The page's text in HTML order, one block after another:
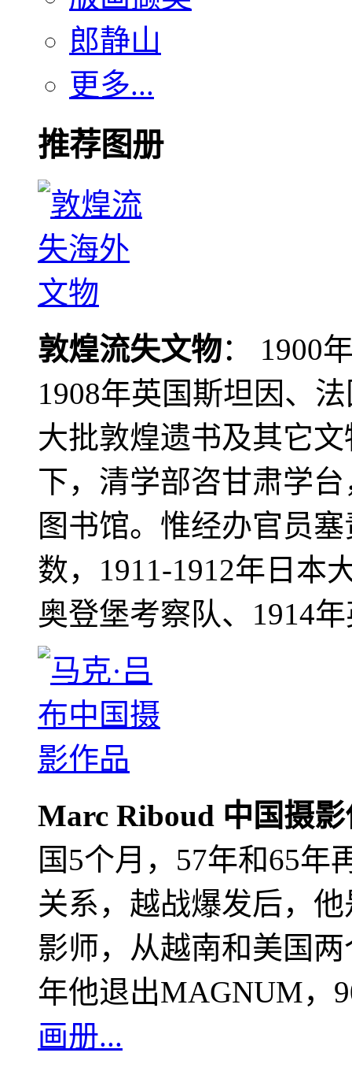
郎静山
更多...
推荐图册
敦煌流失文物： 1900
1908年英国斯坦因、
大批敦煌遗书及其它
下，清学部咨甘肃学
图书馆。惟经办官员
数，1911-1912年日本
奥登堡考察队、1914
Marc Riboud 中国摄
国5个月，57年和65年
关系，越战爆发后，
影师，从越南和美国
年他退出MAGNUM，
画册...